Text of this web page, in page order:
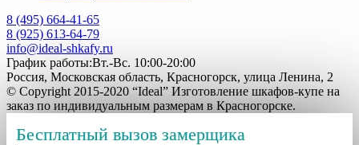
8 (495) 664-41-65
8 (925) 613-64-79
info@ideal-shkafy.ru
График работы:Вт.-Вс. 10:00-20:00
Россия, Московская область, Красногорск, улица Ленина, 2
© Copyright 2015-2020 “Ideal” Изготовление шкафов-купе на
заказ по индивидуальным размерам в Красногорске.
Бесплатный вызов замерщика